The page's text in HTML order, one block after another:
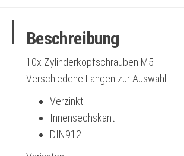
Beschreibung
10x Zylinderkopfschrauben M5
Verschiedene Längen zur Auswahl
Verzinkt
Innensechskant
DIN912